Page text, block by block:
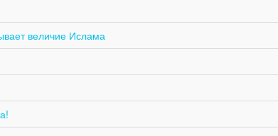
величие Ислама